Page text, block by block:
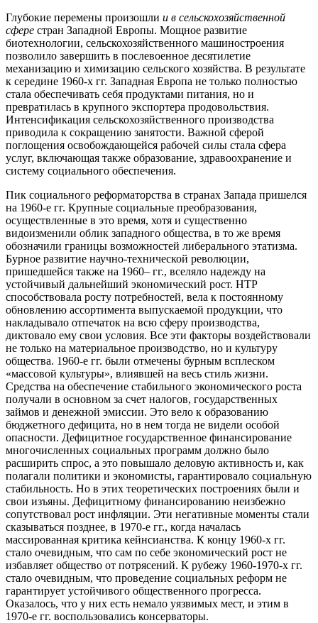
Глубокие перемены произошли и в сельскохозяйственной
сфере стран Западной Европы. Мощное развитие
биотехнологии, сельскохозяйственного машиностроения
позволило завершить в послевоенное десятилетие
механизацию и химизацию сельского хозяйства. В результате
к середине 1960-х гг. Западная Европа не только полностью
стала обеспечивать себя продуктами питания, но и
превратилась в крупного экспортера продовольствия.
Интенсификация сельскохозяйственного производства
приводила к сокращению занятости. Важной сферой
поглощения освобождающейся рабочей силы стала сфера
услуг, включающая также образование, здравоохранение и
систему социального обеспечения.
Пик социального реформаторства в странах Запада пришелся
на 1960-е гг. Крупные социальные преобразования,
осуществленные в это время, хотя и существенно
видоизменили облик западного общества, в то же время
обозначили границы возможностей либерального этатизма.
Бурное развитие научно-технической революции,
пришедшейся также на 1960– гг., вселяло надежду на
устойчивый дальнейший экономический рост. НТР
способствовала росту потребностей, вела к постоянному
обновлению ассортимента выпускаемой продукции, что
накладывало отпечаток на всю сферу производства,
диктовало ему свои условия. Все эти факторы воздействовали
не только на материальное производство, но и культуру
общества. 1960-е гг. были отмечены бурным всплеском
«массовой культуры», влиявшей на весь стиль жизни.
Средства на обеспечение стабильного экономического роста
получали в основном за счет налогов, государственных
займов и денежной эмиссии. Это вело к образованию
бюджетного дефицита, но в нем тогда не видели особой
опасности. Дефицитное государственное финансирование
многочисленных социальных программ должно было
расширить спрос, а это повышало деловую активность и, как
полагали политики и экономисты, гарантировало социальную
стабильность. Но в этих теоретических построениях были и
свои изъяны. Дефицитному финансированию неизбежно
сопутствовал рост инфляции. Эти негативные моменты стали
сказываться позднее, в 1970-е гг., когда началась
массированная критика кейнсианства. К концу 1960-х гг.
стало очевидным, что сам по себе экономический рост не
избавляет общество от потрясений. К рубежу 1960-1970-х гг.
стало очевидным, что проведение социальных реформ не
гарантирует устойчивого общественного прогресса.
Оказалось, что у них есть немало уязвимых мест, и этим в
1970-е гг. воспользовались консерваторы.